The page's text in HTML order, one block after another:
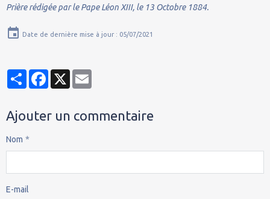
Prière rédigée par le Pape Léon XIII, le 13 Octobre 1884.
Date de dernière mise à jour : 05/07/2021
PartagerFacebook
X
Ajouter un commentaire
Nom
E-mail